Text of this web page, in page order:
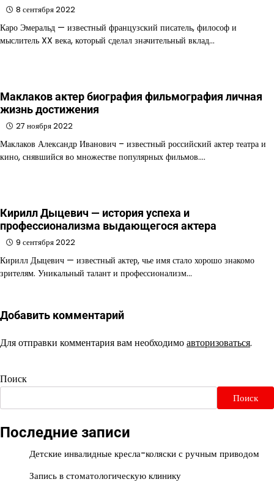
8 сентября 2022
Каро Эмеральд — известный французский писатель, философ и
мыслитель XX века, который сделал значительный вклад…
Маклаков актер биография фильмография личная
жизнь достижения
27 ноября 2022
Маклаков Александр Иванович – известный российский актер театра и
кино, снявшийся во множестве популярных фильмов.…
Кирилл Дыцевич — история успеха и
профессионализма выдающегося актера
9 сентября 2022
Кирилл Дыцевич — известный актер, чье имя стало хорошо знакомо
зрителям. Уникальный талант и профессионализм…
Добавить комментарий
Для отправки комментария вам необходимоавторизоваться.
Поиск
Поиск
Последние записи
Детские инвалидные кресла-коляски с ручным приводом
Запись в стоматологическую клинику